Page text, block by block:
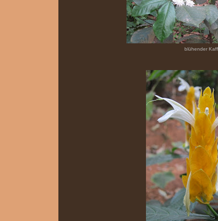
blühender